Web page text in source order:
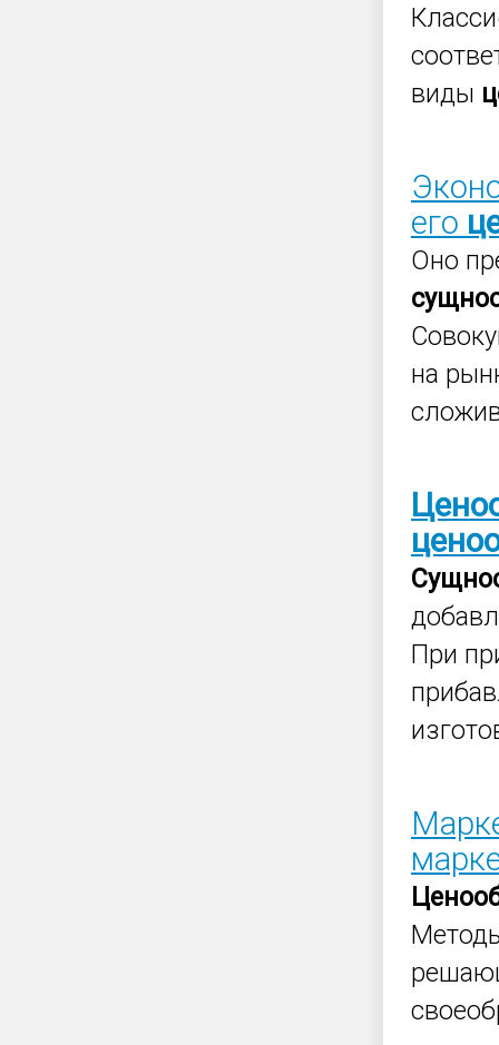
виды
его
Оно
на
При